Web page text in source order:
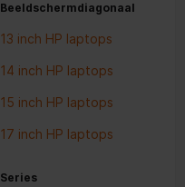
Beeldschermdiagonaal
13 inch HP laptops
14 inch HP laptops
15 inch HP laptops
17 inch HP laptops
Series